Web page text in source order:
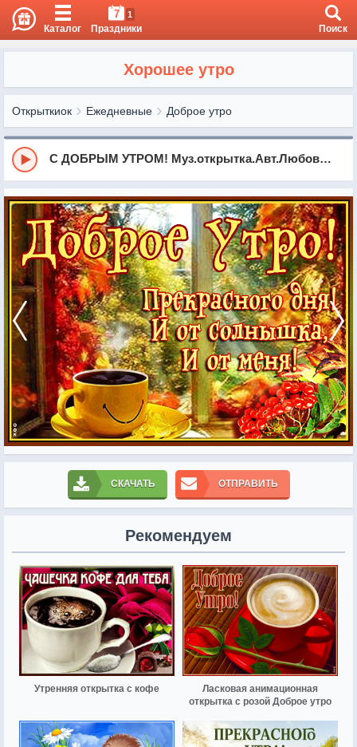
Каталог
7 1
Праздники Поиск
Хорошее утро
Открыткиок Ежедневные Доброе утро
С ДОБРЫМ УТРОМ! Муз.открытка.Авт.Любовь Калинина
СКАЧАТЬ ОТПРАВИТЬ
Рекомендуем
Утренняя открытка с кофе
Ласковая анимационная
открытка с розой Доброе утро